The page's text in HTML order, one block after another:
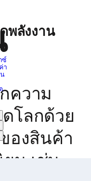
ความ
โลกด้วย
องสินค้า
ม เช่น
พลังงาน
ซ์
า